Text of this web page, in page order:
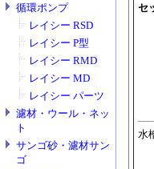
循環ポンプ
レイシー RSD
レイシー P型
レイシー RMD
レイシー MD
レイシー パーツ
濾材・ウール・ネッ
ト
サンゴ砂・濾材サン
ゴ
セ
水